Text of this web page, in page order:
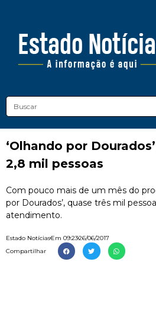
​‘Olhando por
2,8 mil pessoas
Com pouco mais de um mês do
por Dourados’, quase três mil
atendimento.
Estado NotíciasEm 09:2326/06/2017
Compartilhar